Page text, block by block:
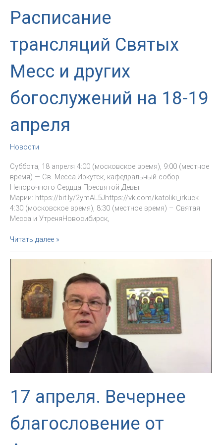
Расписание
трансляций Святых
Месс и других
богослужений на 18-19
апреля
Новости
Суббота, 18 апреля 4:00 (московское время), 9:00 (местное
время) — Св. Месса.Иркутск, кафедральный собор
Непорочного Сердца Пресвятой Девы
Марии: https://bit.ly/2ymAL5Jhttps://vk.com/katoliki_irkuck
4:30 (московское время), 8:30 (местное время) – Святая
Месса и УтреняНовосибирск,
Расписание
трансляций
Святых
других
богослужений
апреля
Читать далее »
17 апреля. Вечернее
благословение от